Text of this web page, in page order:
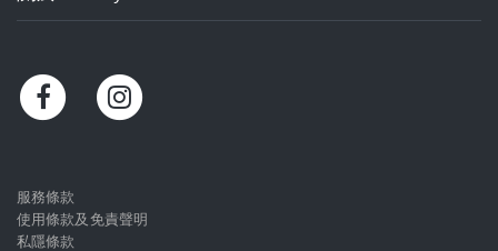
範
於
Dimbuy,
服
務
服務條款
使用條款及免責聲明
私隱條款